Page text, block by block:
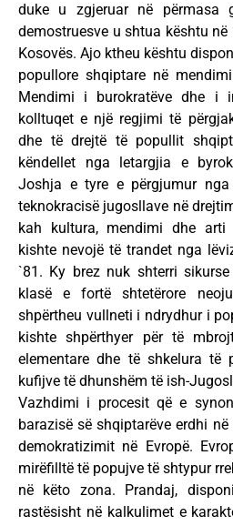
duke u zgjeruar në përmasa
demostruesve u shtua kështu në
Kosovës. Ajo ktheu kështu
popullore shqiptare në
Mendimi i burokratëve dhe i
kolltuqet e një regjimi të
dhe të drejtë të popullit
këndellet nga letargjia e
Joshja e tyre e përgjumur
teknokracisë jugosllave në
kah kultura, mendimi dhe arti
kishte nevojë të trandet nga
`81. Ky brez nuk shterri
klasë e fortë shtetërore
shpërtheu vullneti i ndrydhur i
kishte shpërthyer për të
elementare dhe të shkelura të
kufijve të dhunshëm të ish-
Vazhdimi i procesit që e
barazisë së shqiptarëve erdhi
demokratizimit në Evropë.
mirëfilltë të popujve të shtypur
në këto zona. Prandaj,
rastësisht në kalkulimet e